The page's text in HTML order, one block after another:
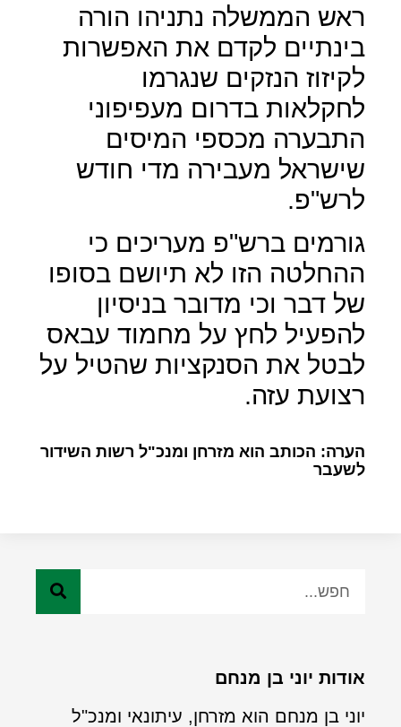
ראש הממשלה נתניהו הורה
בינתיים לקדם את האפשרות
לקיזוז הנזקים שנגרמו
לחקלאות בדרום מעפיפוני
התבערה מכספי המיסים
שישראל מעבירה מדי חודש
לרש"פ.
גורמים ברש"פ מעריכים כי
ההחלטה הזו לא תיושם בסופו
של דבר וכי מדובר בניסיון
להפעיל לחץ על מחמוד עבאס
לבטל את הסנקציות שהטיל על
רצועת עזה.
הערה: הכותב הוא מזרחן ומנכ"ל רשות השידור
לשעבר
אודות יוני בן מנחם
יוני בן מנחם הוא מזרחן, עיתונאי ומנכ"ל